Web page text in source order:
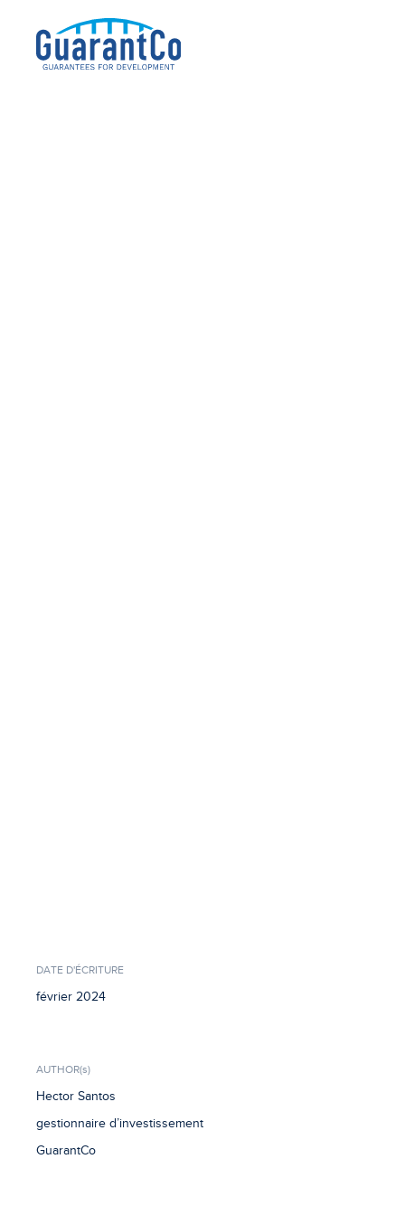
DATE D'ÉCRITURE
février 2024
AUTHOR(s)
Hector Santos
gestionnaire d’investissement
GuarantCo